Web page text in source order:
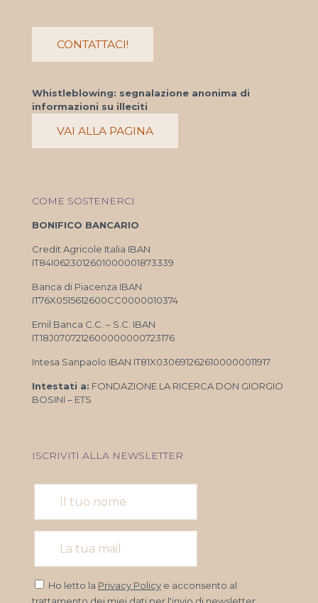
CONTATTACI!
Whistleblowing: segnalazione anonima di
informazioni su illeciti
VAI ALLA PAGINA
COME SOSTENERCI
BONIFICO BANCARIO
Credit Agricole Italia IBAN
IT84I0623012601000001873339
Banca di Piacenza IBAN
IT76X0515612600CC0000010374
Emil Banca C.C. – S.C. IBAN
IT18J0707212600000000723176
Intesa Sanpaolo IBAN IT81X0306912626100000011917
Intestati a: FONDAZIONE LA RICERCA DON GIORGIO
BOSINI – ETS
ISCRIVITI ALLA NEWSLETTER
Ho letto la Privacy Policy e acconsento al